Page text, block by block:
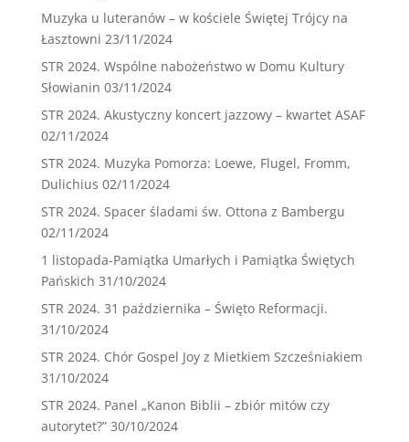
Muzyka u luteranów – w kościele Świętej Trójcy na
Łasztowni 23/11/2024
STR 2024. Wspólne nabożeństwo w Domu Kultury
Słowianin 03/11/2024
STR 2024. Akustyczny koncert jazzowy – kwartet ASAF
02/11/2024
STR 2024. Muzyka Pomorza: Loewe, Flugel, Fromm,
Dulichius 02/11/2024
STR 2024. Spacer śladami św. Ottona z Bambergu
02/11/2024
1 listopada-Pamiątka Umarłych i Pamiątka Świętych
Pańskich 31/10/2024
STR 2024. 31 października – Święto Reformacji.
31/10/2024
STR 2024. Chór Gospel Joy z Mietkiem Szcześniakiem
31/10/2024
STR 2024. Panel „Kanon Biblii – zbiór mitów czy
autorytet?” 30/10/2024